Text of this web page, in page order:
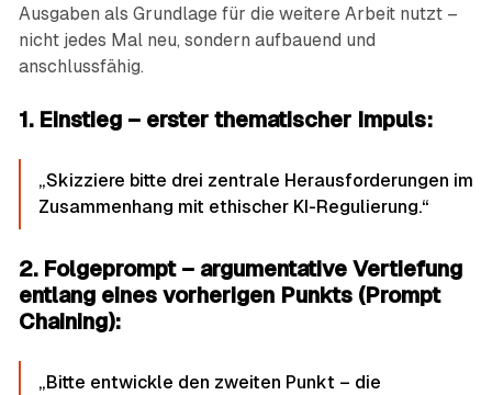
Ausgaben als Grundlage für die weitere Arbeit nutzt –
nicht jedes Mal neu, sondern aufbauend und
anschlussfähig.
1. Einstieg – erster thematischer Impuls:
„Skizziere bitte drei zentrale Herausforderungen im
Zusammenhang mit ethischer KI-Regulierung.“
2. Folgeprompt – argumentative Vertiefung
entlang eines vorherigen Punkts (Prompt
Chaining):
„Bitte entwickle den zweiten Punkt – die